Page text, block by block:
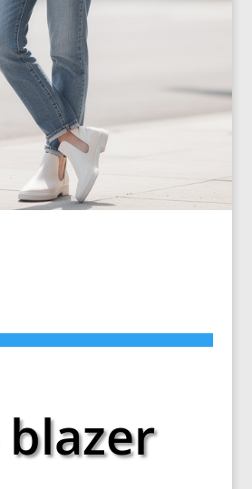
blazer